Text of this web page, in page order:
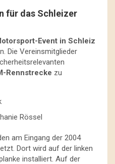
für das Schleizer
Event in Schleiz
Die Vereinsmitglieder
Rennstrecke zu
Rössel
am Eingang der 2004
Dort wird auf der linken
installiert. Auf der